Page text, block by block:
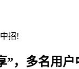
招!
”，多名用户